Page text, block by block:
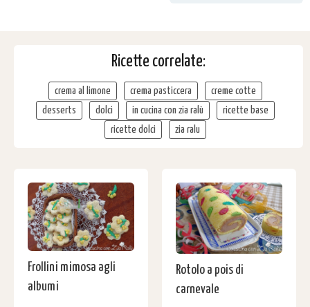
Ricette correlate:
crema al limone crema pasticcera
creme cotte
desserts
dolci in cucina con zia ralù
ricette base
ricette dolci
zia ralu
Frollini mimosa agli
albumi
Rotolo a pois di
carnevale